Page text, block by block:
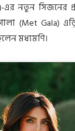
এর নতুন সিজনের
(Met Gala)
মধ্যমণি।